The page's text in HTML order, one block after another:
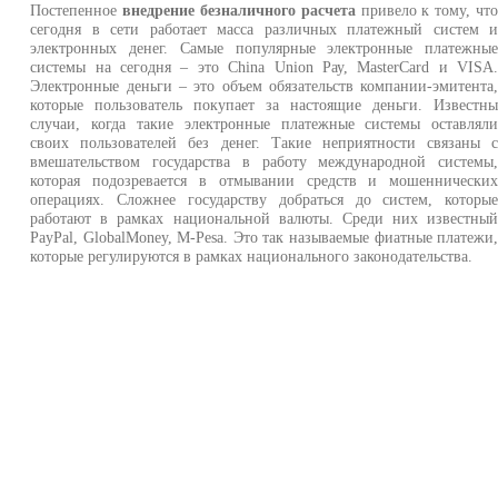
Постепенноевнедрение безналичного расчета привело к тому, что
сегодня в сети работает масса различных платежный систем и
электронных денег. Самые популярные электронные платежные
системы на сегодня – это China Union Рау, MasterCard и VISA.
Электронные деньги – это объем обязательств компании-эмитента,
которые пользователь покупает за настоящие деньги. Известны
случаи, когда такие электронные платежные системы оставляли
своих пользователей без денег. Такие неприятности связаны с
вмешательством государства в работу международной системы,
которая подозревается в отмывании средств и мошеннических
операциях. Сложнее государству добраться до систем, которые
работают в рамках национальной валюты. Среди них известный
PayPal, GlobalMoney, M-Pesa. Это так называемые фиатные платежи,
которые регулируются в рамках национального законодательства.